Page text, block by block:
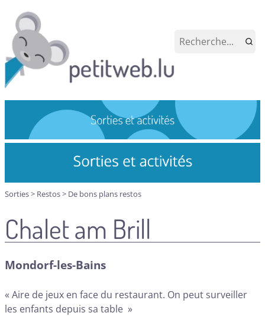
Sorties> Restos> De bons plans restos
Chalet am Brill
Mondorf-les-Bains
« Aire de jeux en face du restaurant. On peut surveiller
les enfants depuis sa table »